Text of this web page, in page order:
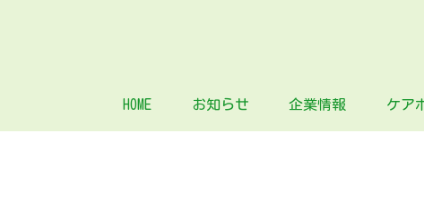
HOME お知らせ 企業情報 ケア